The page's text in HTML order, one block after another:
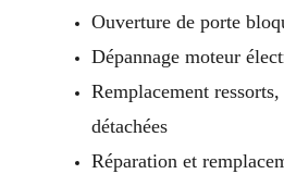
Ouverture de porte
Dépannage moteur
Remplacement
détachées
Réparation et